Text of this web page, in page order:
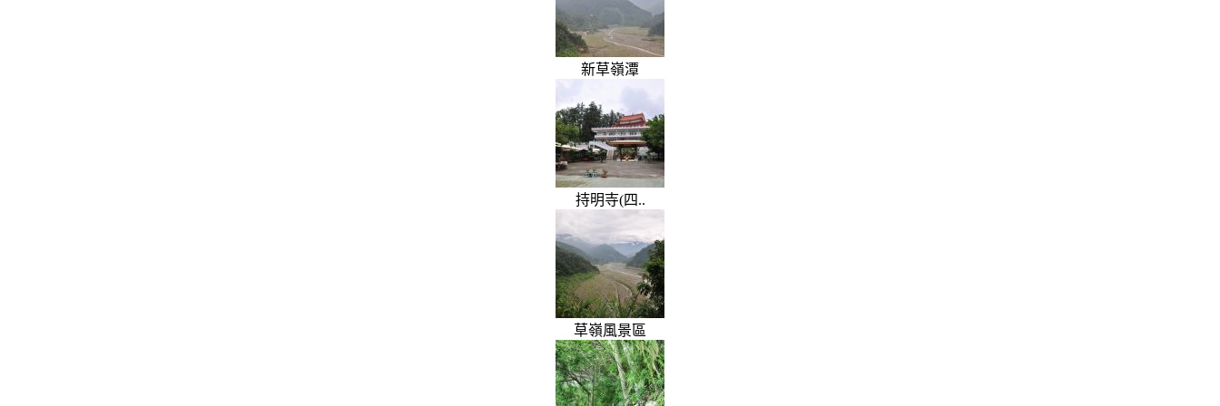
新草嶺潭
持明寺(四..
草嶺風景區